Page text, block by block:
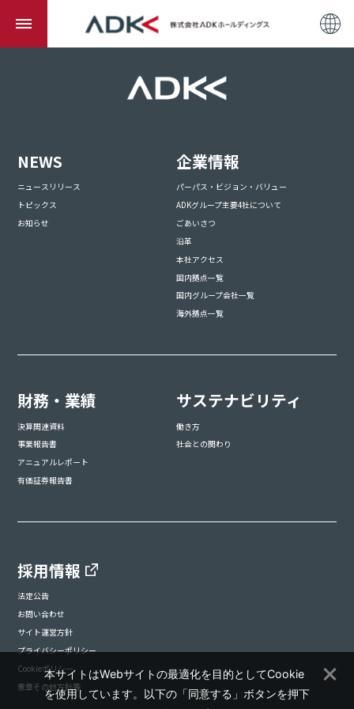
NEWS
ニュースリリース
トピックス
お知らせ
企業情報
パーパス・ビジョン・バリュー
ADKグループ主要4社について
ごあいさつ
沿革
本社アクセス
国内拠点一覧
国内グループ会社一覧
海外拠点一覧
財務・業績
決算関連資料
事業報告書
アニュアルレポート
有価証券報告書
サステナビリティ
働き方
社会との関わり
採用情報
法定公告
お問い合わせ
サイト運営方針
プライバシーポリシー
Cookieポリシー
憲章その他方針等
本サイトはWebサイトの最適化を目的としてCookie
を使用しています。以下の「同意する」ボタンを押下